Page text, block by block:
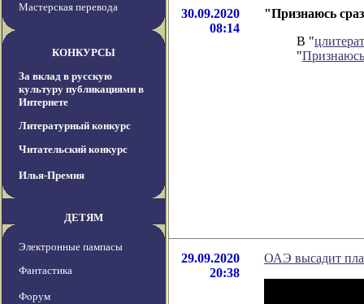
Мастерская перевода
КОНКУРСЫ
За вклад в русскую
культуру публикациями в
Интернете
Литературный конкурс
Читательский конкурс
Илья-Премия
ДЕТЯМ
Электронные пампасы
Фантастика
Форум
30.09.2020
08:14
"Признаюсь
В "
"
29.09.2020
20:38
ОАЭ высадит